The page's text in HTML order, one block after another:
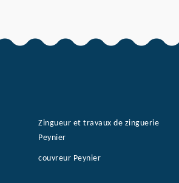
Zingueur et travaux de zinguerie
Peynier
couvreur Peynier